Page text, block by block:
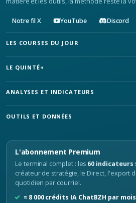
Notre fil X YouTube Discord
LES COURSES DU JOUR
LE QUINTÉ+
ANALYSES ET INDICATEURS
OUTILS ET DONNÉES
L'abonnement Premium
Le terminal complet : les 60 indicateurs
créateur de stratégie, le Direct, l'export
quotidien par courriel.
≈ 8 000 crédits IA ChatBZH par mois